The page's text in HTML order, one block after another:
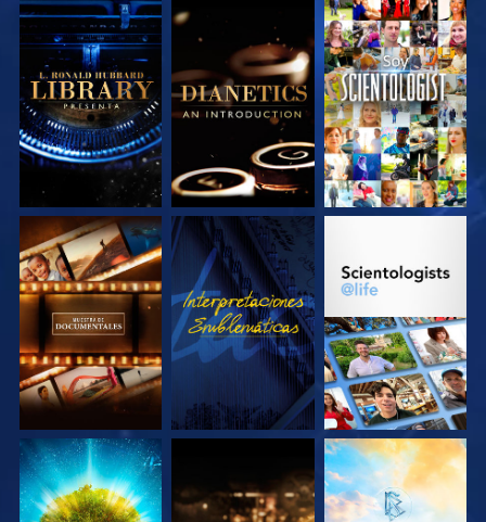
EXPLORA LAS
SERIES
EXPLORA LAS
SERIES
VE
EXPLORA LAS
SERIES
VE
EXPLORA LAS
EXPLORA LAS
EXPLORA LAS
EXPLORA LAS